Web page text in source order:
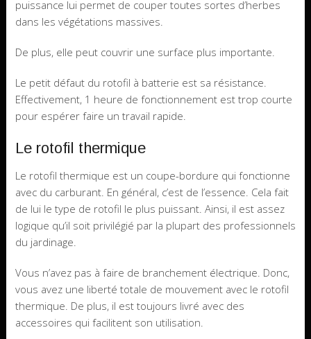
puissance lui permet de couper toutes sortes d’herbes
dans les végétations massives.
De plus, elle peut couvrir une surface plus importante.
Le petit défaut du rotofil à batterie est sa résistance.
Effectivement, 1 heure de fonctionnement est trop courte
pour espérer faire un travail rapide.
Le rotofil thermique
Le rotofil thermique est un coupe-bordure qui fonctionne
avec du carburant. En général, c’est de l’essence. Cela fait
de lui le type de rotofil le plus puissant. Ainsi, il est assez
logique qu’il soit privilégié par la plupart des professionnels
du jardinage.
Vous n’avez pas à faire de branchement électrique. Donc,
vous avez une liberté totale de mouvement avec le rotofil
thermique. De plus, il est toujours livré avec des
accessoires qui facilitent son utilisation.